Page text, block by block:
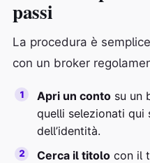
passi
La procedura è
con un broker
Apri un conto su un
quelli selezionati qui
dell’identità.
Cerca il titolo con il